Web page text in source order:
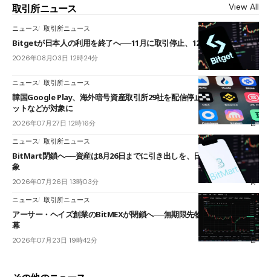
取引所ニュース View All
ニュース 取引所ニュース
Bitgetが日本人の利用を終了へ──11月に取引停止、12月末に強制決済
2026年08月03日 12時24分
ニュース 取引所ニュース
韓国Google Play、海外暗号資産取引所29社を配信停止──OKXやバイビ
ットなどが対象に
2026年07月27日 12時16分
ニュース 取引所ニュース
BitMart閉鎖へ──資産は8月26日までに引き出しを、日本人利用者も対
象
2026年07月26日 13時03分
ニュース 取引所ニュース
アーサー・ヘイズ創業のBitMEXが閉鎖へ──無期限先物を生んだ11年に
幕
2026年07月23日 19時42分